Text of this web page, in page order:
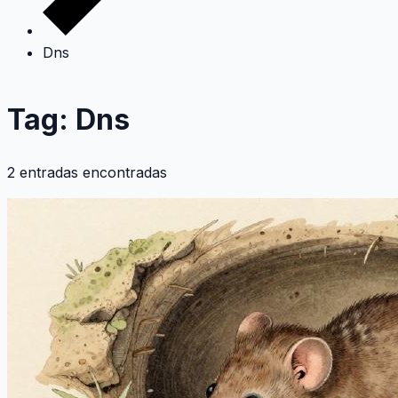
Dns
Tag: Dns
2 entradas encontradas